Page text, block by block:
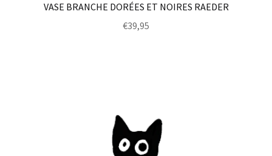
VASE BRANCHE DORÉES ET NOIRES RAEDER
€39,95